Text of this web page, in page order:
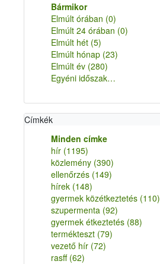
Bármikor
Elmúlt órában (0)
Elmúlt 24 órában (0)
Elmúlt hét (5)
Elmúlt hónap (23)
Elmúlt év (280)
Egyéni időszak…
Címkék
Minden címke
hír (1195)
közlemény (390)
ellenőrzés (149)
hírek (148)
gyermek közétkeztetés (110)
szupermenta (92)
gyermek étkeztetés (88)
termékteszt (79)
vezető hír (72)
rasff (62)